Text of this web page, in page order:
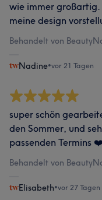
wie immer großartig.
meine design
Behandelt von
Nadine•vor 21 Tagen
super schön
den Sommer, und
passenden Termins ❤️
Behandelt von
Elisabeth•vor 27 Tagen